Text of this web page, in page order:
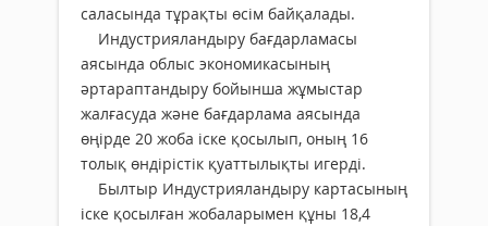
саласында тұрақты өсім байқалады.
Индустрияландыру бағдарламасы
аясында облыс экономикасының
әртараптандыру бойынша жұмыстар
жалғасуда және бағдарлама аясында
өңірде 20 жоба іске қосылып, оның 16
толық өндірістік қуаттылықты игерді.
Былтыр Индустрияландыру картасының
іске қосылған жобаларымен құны 18,4